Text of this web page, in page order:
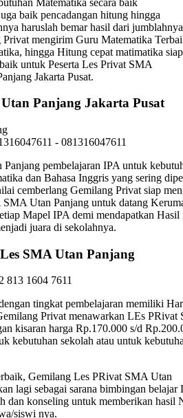
baik pencadangan hitung hingga
haruslah bemar hasil dari
Privat mengirim Guru Matematika
hingga Hitung cepat matimatika siap
untuk Peserta Les Privat SMA
Jakarta Pusat.
Panjang Jakarta Pusat
- 081316047611
pembelajaran IPA untuk
dan Bahasa Inggris yang sering
cemberlang Gemilang Privat siap
Utan Panjang untuk datang
Mapel IPA demi mendapatkan Hasil
juara di sekolahnya.
SMA Utan Panjang
813 1604 7611
tingkat pembelajaran memiliki
Privat menawarkan LEs PRivat
kisaran harga Rp.170.000 s/d
kebutuhan sekolah atau untuk
Gemilang Les PRivat SMA Utan
lagi sebagai sarana bimbingan belajar
dan konseling untuk memberikan hasil
siswi nya.